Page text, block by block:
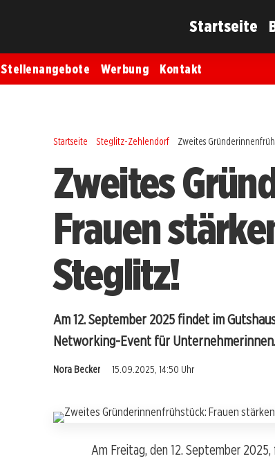
Startseite
Stellenangebote Werbung Kontakt
Startseite Steglitz-Zehlendorf Zweites
Zweites
Frauen
Steglitz!
Am 12. September 2025 findet im
Networking-Event für Unternehmerinnen.
Nora Becker 15.09.2025, 14:50 Uhr
Am Freitag, den 12. September